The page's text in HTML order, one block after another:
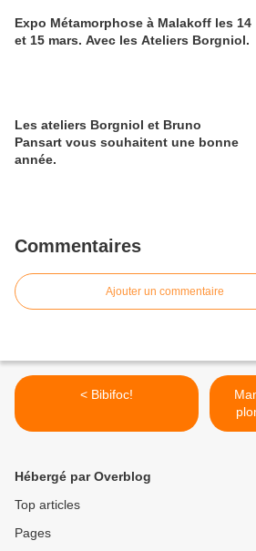
Expo Métamorphose à Malakoff les 14
et 15 mars. Avec les Ateliers Borgniol.
Les ateliers Borgniol et Bruno
Pansart vous souhaitent une bonne
année.
Commentaires
Ajouter un commentaire
< Bibifoc!
Hébergé par Overblog
Top articles
Pages